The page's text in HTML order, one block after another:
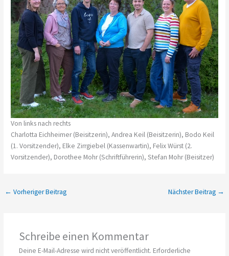
Von links nach rechts
Charlotta Eichheimer (Beisitzerin), Andrea Keil (Beisitzerin), Bodo Keil
(1. Vorsitzender), Elke Zirrgiebel (Kassenwartin), Felix Würst (2.
Vorsitzender), Dorothee Mohr (Schriftführerin), Stefan Mohr (Beisitzer)
← Vorheriger Beitrag Nächster Beitrag →
Schreibe einen Kommentar
Deine E-Mail-Adresse wird nicht veröffentlicht. Erforderliche